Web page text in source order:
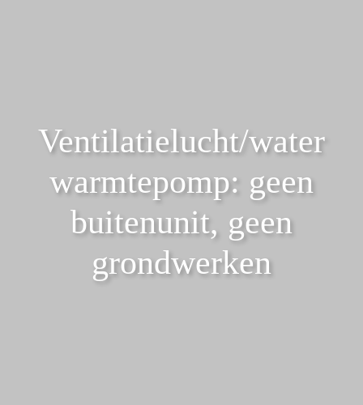
Ventilatielucht/water
warmtepomp: geen
buitenunit, geen
grondwerken